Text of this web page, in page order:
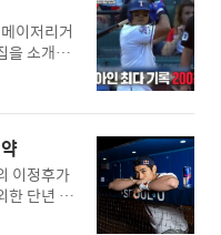
이저리거
을 소개하
집에 처
. ▣ 추신수
동갑이
1982년
활을 하고
의 연봉을
계약을
이정후가
한 단년 계
니다. 이